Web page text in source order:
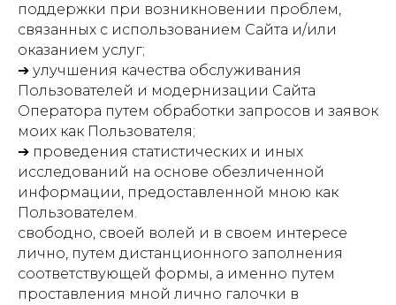
поддержки при возникновении проблем,
связанных с использованием Сайта и/или
оказанием услуг;
➔ улучшения качества обслуживания
Пользователей и модернизации Сайта
Оператора путем обработки запросов и заявок
моих как Пользователя;
➔ проведения статистических и иных
исследований на основе обезличенной
информации, предоставленной мною как
Пользователем.
свободно, своей волей и в своем интересе
лично, путем дистанционного заполнения
соответствующей формы, а именно путем
проставления мной лично галочки в